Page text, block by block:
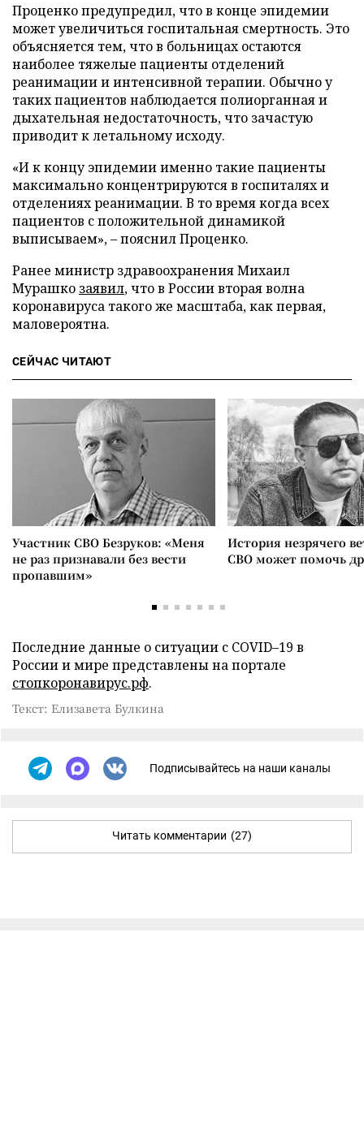
Проценко предупредил, что в конце эпидемии
может увеличиться госпитальная смертность. Это
объясняется тем, что в больницах остаются
наиболее тяжелые пациенты отделений
реанимации и интенсивной терапии. Обычно у
таких пациентов наблюдается полиорганная и
дыхательная недостаточность, что зачастую
приводит к летальному исходу.
«И к концу эпидемии именно такие пациенты
максимально концентрируются в госпиталях и
отделениях реанимации. В то время когда всех
пациентов с положительной динамикой
выписываем», – пояснил Проценко.
Ранее министр здравоохранения Михаил
Мурашко заявил, что в России вторая волна
коронавируса такого же масштаба, как первая,
маловероятна.
СЕЙЧАС ЧИТАЮТ
Участник СВО Безруков: «Меня
не раз признавали без вести
пропавшим»
История незрячего
СВО может помочь
Последние данные о ситуации с COVID–19 в
России и мире представлены на портале
стопкоронавирус.рф.
Текст: Елизавета Булкина
Подписывайтесь на наши каналы
Читать комментарии (27)